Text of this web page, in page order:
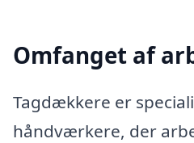
Omfanget af
Tagdækkere er
håndværkere, der